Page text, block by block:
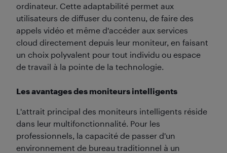
ordinateur. Cette adaptabilité permet aux
utilisateurs de diffuser du contenu, de faire des
appels vidéo et même d'accéder aux services
cloud directement depuis leur moniteur, en faisant
un choix polyvalent pour tout individu ou espace
de travail à la pointe de la technologie.
Les avantages des moniteurs intelligents
L'attrait principal des moniteurs intelligents réside
dans leur multifonctionnalité. Pour les
professionnels, la capacité de passer d'un
environnement de bureau traditionnel à un